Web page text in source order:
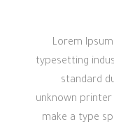
Lorem
typesetting
standard
unknown
make a type